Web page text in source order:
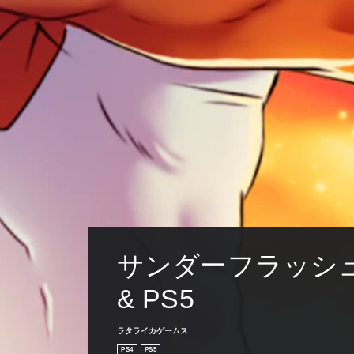
サンダーフラッシ
& PS5
ラタライカゲームス
PS4 PS5